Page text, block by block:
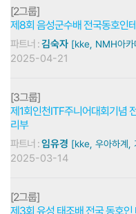
[2그룹]
제8회 음성군수배 전국동호인
파트너 :김숙자 [kke, NMH아카
2025-04-21
[3그룹]
제1회인천ITF주니어대회기념
리부
파트너 :임유경 [kke, 우아하계,
2025-03-14
[2그룹]
제3회 유성 태조배 전국 동호